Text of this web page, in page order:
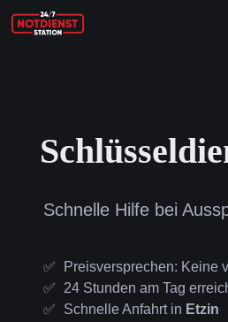
Schnelle Hilfe bei
Preisversprechen: Keine
24 Stunden am Tag
Schnelle Anfahrt in Etzin